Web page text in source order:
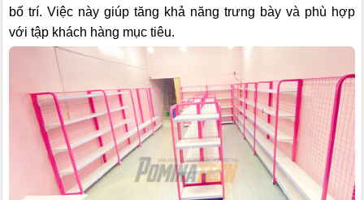
bố trí. Việc này giúp tăng khả năng trưng bày và phù hợp
với tập khách hàng mục tiêu.